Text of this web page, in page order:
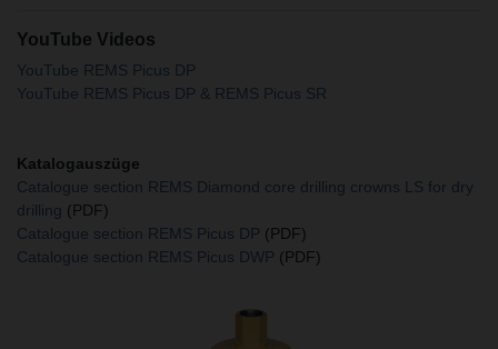
YouTube Videos
YouTube REMS Picus DP
YouTube REMS Picus DP & REMS Picus SR
Katalogauszüge
Catalogue section REMS Diamond core drilling crowns LS for dry
drilling (PDF)
Catalogue section REMS Picus DP (PDF)
Catalogue section REMS Picus DWP (PDF)